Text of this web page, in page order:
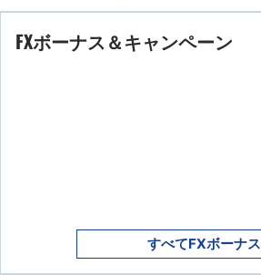
FXボーナス＆キャンペーン
すべてFXボーナス